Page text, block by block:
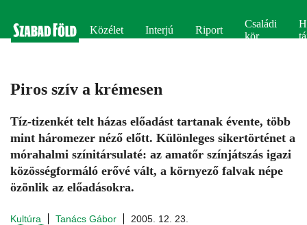
Közélet Interjú Riport
Családi
kör
Piros szív a krémesen
Tíz-tizenkét telt házas előadást tartanak évente, több
mint háromezer néző előtt. Különleges sikertörténet a
mórahalmi színitársulaté: az amatőr színjátszás igazi
közösségformáló erővé vált, a környező falvak népe
özönlik az előadásokra.
Kultúra Tanács Gábor 2005. 12. 23.